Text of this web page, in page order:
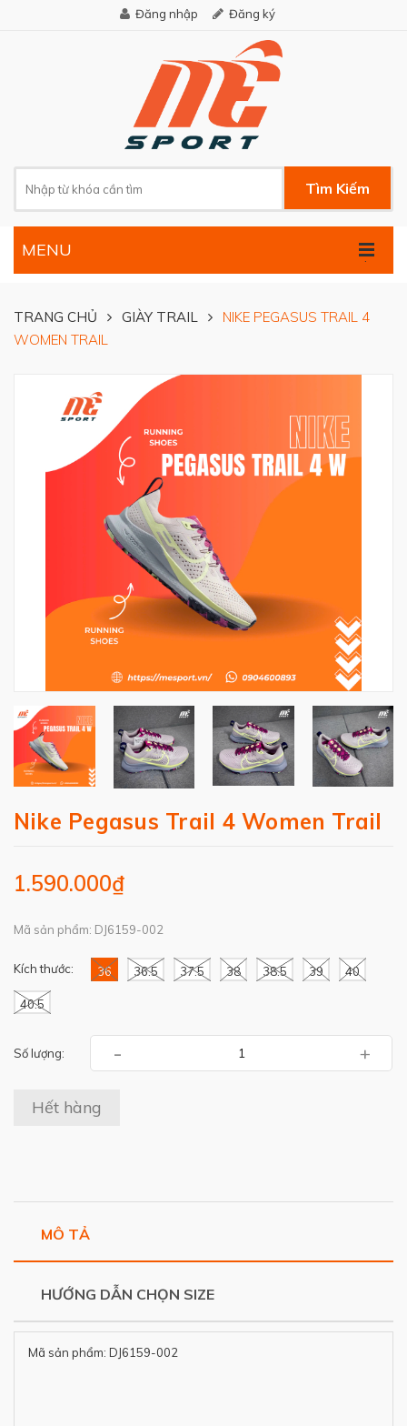
Đăng nhập Đăng ký
Tìm Kiếm
.
MENU
TRANG CHỦ GIÀY TRAIL
NIKE PEGASUS TRAIL 4
WOMEN TRAIL
Nike Pegasus Trail 4 Women Trail
1.590.000₫
Mã sản phẩm: DJ6159-002
Kích thước: 36 36.5 37.5 38 38.5 39 40
40.5
Số lượng: - +
Hết hàng
MÔ TẢ
HƯỚNG DẪN CHỌN SIZE
Mã sản phẩm: DJ6159-002